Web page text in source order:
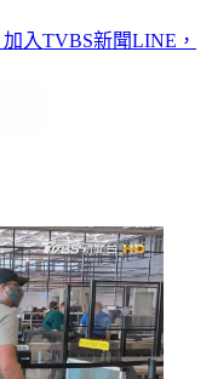
加入TVBS新聞LINE，